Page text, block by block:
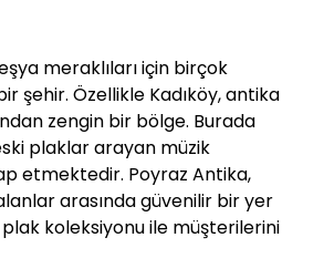
meraklıları için birçok
şehir. Özellikle Kadıköy, antika
zengin bir bölge. Burada
plaklar arayan müzik
etmektedir. Poyraz Antika,
arasında güvenilir bir yer
koleksiyonu ile müşterilerini